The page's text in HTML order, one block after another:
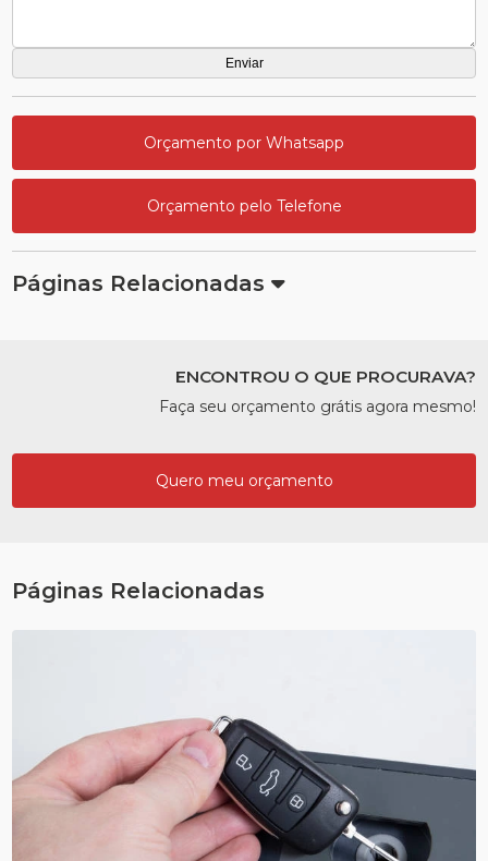
Orçamento por Whatsapp
Orçamento pelo Telefone
Páginas Relacionadas
ENCONTROU O QUE PROCURAVA?
Faça seu orçamento grátis agora mesmo!
Quero meu orçamento
Páginas Relacionadas